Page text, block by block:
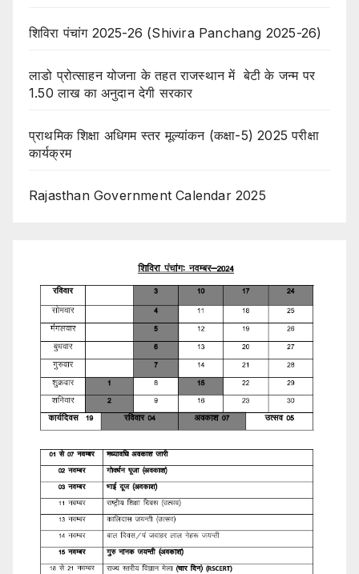
शिविरा पंचांग 2025-26 (Shivira Panchang 2025-26)
लाडो प्रोत्साहन योजना के तहत राजस्थान में बेटी के जन्म पर
1.50 लाख का अनुदान देगी सरकार
प्राथमिक शिक्षा अधिगम स्तर मूल्यांकन (कक्षा-5) 2025 परीक्षा
कार्यक्रम
Rajasthan Government Calendar 2025